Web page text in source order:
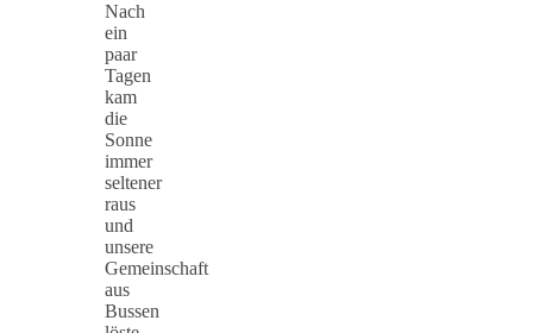
Nach
ein
paar
Tagen
kam
die
Sonne
immer
seltener
raus
und
unsere
Gemeinschaft
aus
Bussen